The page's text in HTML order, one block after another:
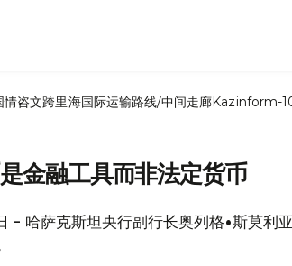
情咨文跨里海国际运输路线/中间走廊Kazinform-
金融工具而非法定货币
- 哈萨克斯坦央行副行长奥列格•斯莫利